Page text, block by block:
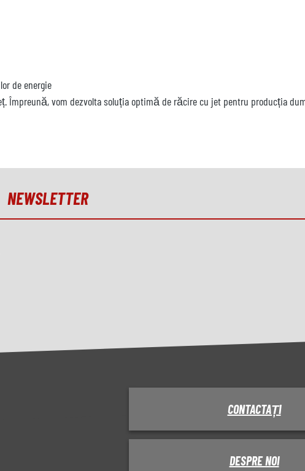
de energie
vom dezvolta soluția optimă de răcire cu jet pentru producția
NEWSLETTER
CONTACTAȚI
DESPRE NOI